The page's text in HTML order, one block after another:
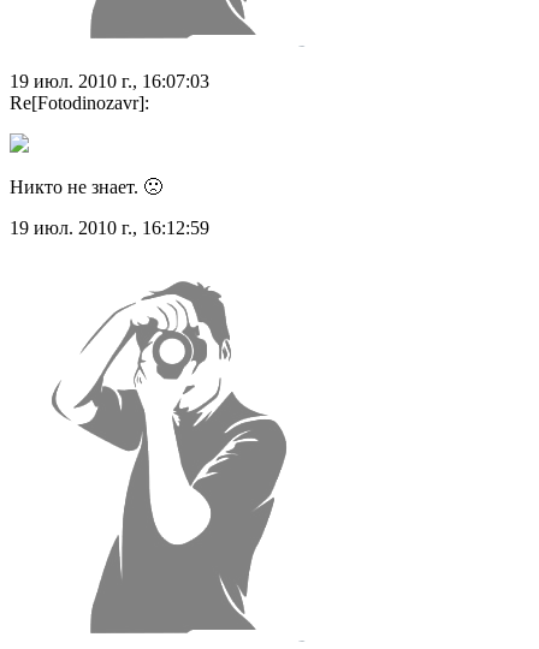
19 июл. 2010 г., 16:07:03
Re[Fotodinozavr]:
Никто не знает. 🙁
19 июл. 2010 г., 16:12:59